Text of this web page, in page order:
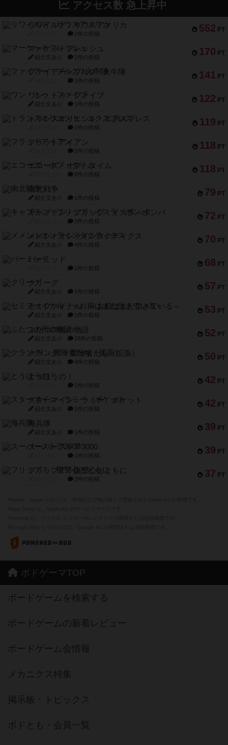
アクセス数 急上昇中
552 PT
リワイルド：サウスアメリカ
2件の投稿
170 PT
マーケットフレッシュ
紹介文あり 1件の投稿
141 PT
ファイアー・ブルズ / 火牛陣
1件の投稿
122 PT
ワン・トゥ・ファイブ
紹介文あり 1件の投稿
119 PT
トランスオリエント・エクスプレス
1件の投稿
118 PT
フラットアイアン
2件の投稿
118 PT
エコーズ・オブ・タイム
8件の投稿
79 PT
南北戦争
紹介文あり 1件の投稿
72 PT
キャプテン・フリップ：イスラ・ボンバ
2件の投稿
70 PT
メメントオンラインタクティクス
紹介文あり 4件の投稿
68 PT
パーミッド
1件の投稿
57 PT
クリーグ
紹介文あり 1件の投稿
53 PT
セミファイナル ～お前はまだ生きている～
紹介文あり 1件の投稿
52 PT
ふたつの街の物語
紹介文あり 18件の投稿
50 PT
クランク! ：冒険者たち（拡張）
紹介文あり 4件の投稿
42 PT
とうほうの！
1件の投稿
42 PT
スターマイン・ラミー ポケット
紹介文あり 2件の投稿
39 PT
海兵隊
紹介文あり 1件の投稿
39 PT
スーパーストア3000
1件の投稿
37 PT
フリップ７：復讐心とともに
2件の投稿
ボドゲーマTOP
ボードゲームを検索する
ボードゲームの新着レビュー
ボードゲーム会情報
メカニクス特集
掲示板・トピックス
ボドとも・会員一覧